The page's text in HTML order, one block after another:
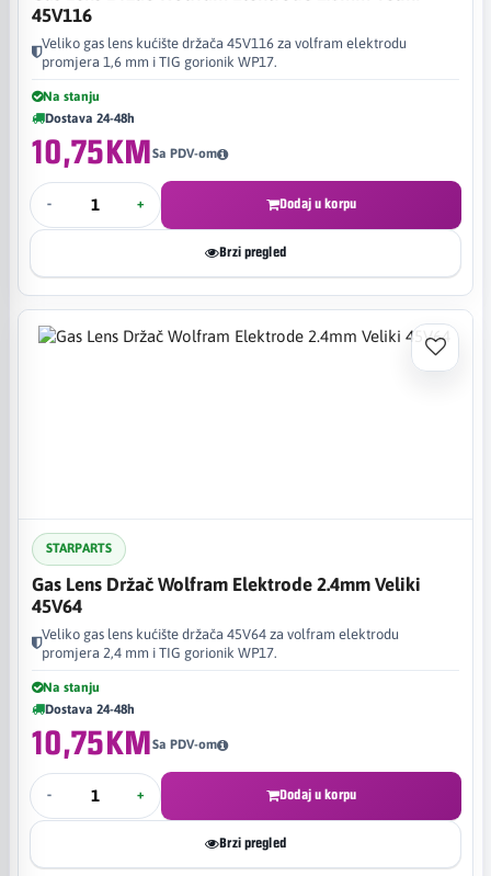
45V116
Veliko gas lens kućište držača 45V116 za volfram elektrodu
promjera 1,6 mm i TIG gorionik WP17.
Na stanju
Dostava 24-48h
10,75KMSa PDV-om
- + Dodaj u korpu
Brzi pregled
STARPARTS
Gas Lens Držač Wolfram Elektrode 2.4mm Veliki
45V64
Veliko gas lens kućište držača 45V64 za volfram elektrodu
promjera 2,4 mm i TIG gorionik WP17.
Na stanju
Dostava 24-48h
10,75KMSa PDV-om
- + Dodaj u korpu
Brzi pregled